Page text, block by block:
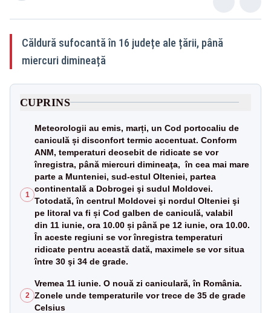
Căldură sufocantă în 16 județe ale țării, până
miercuri dimineață
CUPRINS
1
Meteorologii au emis, marți, un Cod portocaliu de
caniculă și disconfort termic accentuat. Conform
ANM, temperaturi deosebit de ridicate se vor
înregistra, până miercuri dimineaţa, în cea mai mare
parte a Munteniei, sud-estul Olteniei, partea
continentală a Dobrogei şi sudul Moldovei.
Totodată, în centrul Moldovei şi nordul Olteniei şi
pe litoral va fi și Cod galben de caniculă, valabil
din 11 iunie, ora 10.00 și până pe 12 iunie, ora 10.00.
În aceste regiuni se vor înregistra temperaturi
ridicate pentru această dată, maximele se vor situa
între 30 şi 34 de grade.
2
Vremea 11 iunie. O nouă zi caniculară, în România.
Zonele unde temperaturile vor trece de 35 de grade
Celsius